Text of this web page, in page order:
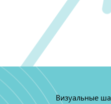
Визуальные